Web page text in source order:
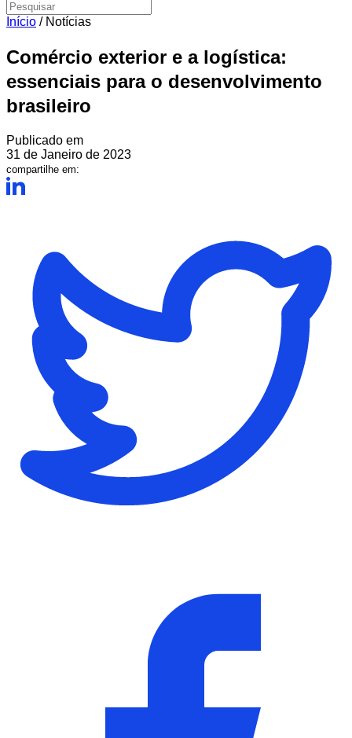
Início / Notícias
Comércio exterior e a logística:
essenciais para o desenvolvimento
brasileiro
Publicado em
31 de Janeiro de 2023
compartilhe em: